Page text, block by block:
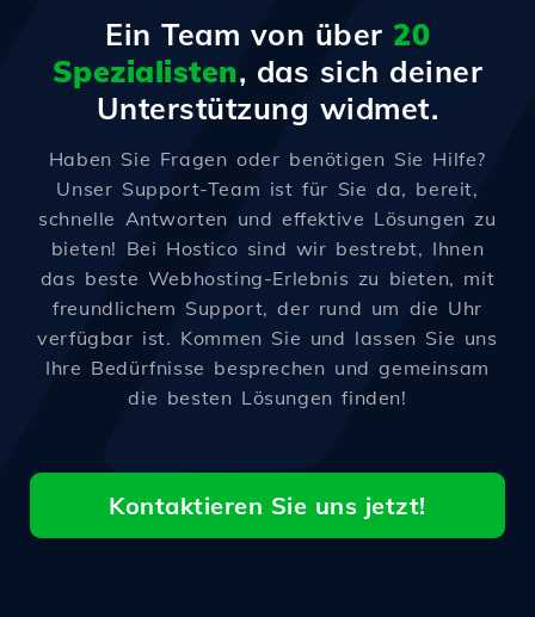
Ein Team von über 20
Spezialisten, das sich deiner
Unterstützung widmet.
Haben Sie Fragen oder benötigen Sie Hilfe?
Unser Support-Team ist für Sie da, bereit,
schnelle Antworten und effektive Lösungen zu
bieten! Bei Hostico sind wir bestrebt, Ihnen
das beste Webhosting-Erlebnis zu bieten, mit
freundlichem Support, der rund um die Uhr
verfügbar ist. Kommen Sie und lassen Sie uns
Ihre Bedürfnisse besprechen und gemeinsam
die besten Lösungen finden!
Kontaktieren Sie uns jetzt!